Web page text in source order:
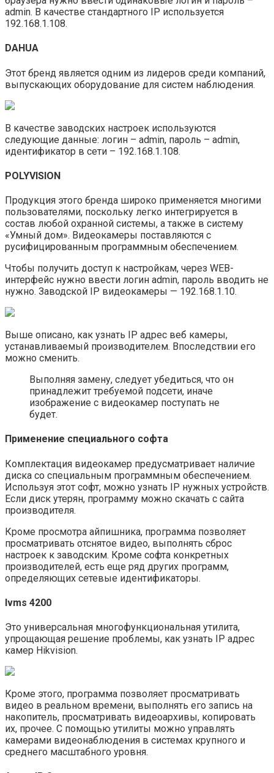
admin. В качестве стандартного IP используется
192.168.1.108.
DAHUA
Этот бренд является одним из лидеров среди компаний,
выпускающих оборудование для систем наблюдения.
В качестве заводских настроек используются
следующие данные: логин – admin, пароль – admin,
идентификатор в сети – 192.168.1.108.
POLYVISION
Продукция этого бренда широко применяется многими
пользователями, поскольку легко интегрируется в
состав любой охранной системы, а также в систему
«Умный дом». Видеокамеры поставляются с
русифицированным программным обеспечением.
Чтобы получить доступ к настройкам, через WEB-
интерфейс нужно ввести логин admin, пароль вводить не
нужно. Заводской IP видеокамеры — 192.168.1.10.
Выше описано, как узнать IP адрес веб камеры,
устанавливаемый производителем. Впоследствии его
можно сменить.
Выполняя замену, следует убедиться, что он
принадлежит требуемой подсети, иначе
изображение с видеокамер поступать не
будет.
Применение специального софта
Комплектация видеокамер предусматривает наличие
диска со специальным программным обеспечением.
Используя этот софт, можно узнать IP нужных устройств.
Если диск утерян, программу можно скачать с сайта
производителя.
Кроме просмотра айпишника, программа позволяет
просматривать отснятое видео, выполнять сброс
настроек к заводским. Кроме софта конкретных
производителей, есть еще ряд других программ,
определяющих сетевые идентификаторы.
Ivms 4200
Это универсальная многофункциональная утилита,
упрощающая решение проблемы, как узнать IP адрес
камер Hikvision.
Кроме этого, программа позволяет просматривать
видео в реальном времени, выполнять его запись на
накопитель, просматривать видеоархивы, копировать
их, прочее. С помощью утилиты можно управлять
камерами видеонаблюдения в системах крупного и
среднего масштабного уровня.